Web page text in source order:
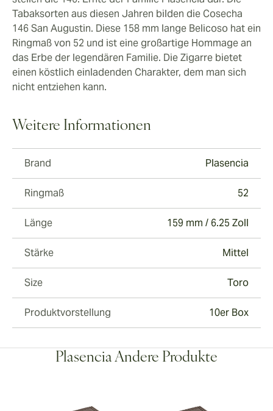
Tabaksorten aus diesen Jahren bilden die Cosecha
146 San Augustin. Diese 158 mm lange Belicoso hat ein
Ringmaß von 52 und ist eine großartige Hommage an
das Erbe der legendären Familie. Die Zigarre bietet
einen köstlich einladenden Charakter, dem man sich
nicht entziehen kann.
Weitere Informationen
Brand Plasencia
Ringmaß 52
Länge 159 mm / 6.25 Zoll
Stärke Mittel
Size Toro
Produktvorstellung 10er Box
Plasencia Andere Produkte